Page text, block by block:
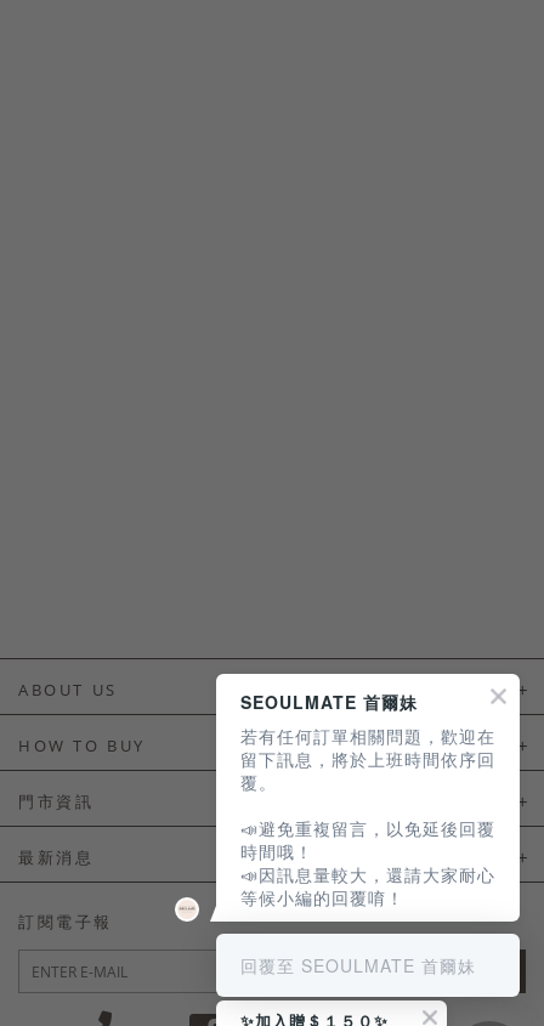
ABOUT US
HOW TO BUY
如何購買
會員常見問題
訂單常見問題
商品售後服務
門市資訊
門市資訊
最新消息
LINE官方會員活動
訂閱電子報
JOIN
✨加入贈＄１５０✨
SEOULMATE 首爾妹
若有任何訂單相關問題，歡迎在
留下訊息，將於上班時間依序回
覆。
📣避免重複留言，以免延後回覆
時間哦！
📣因訊息量較大，還請大家耐心
等候小編的回覆唷！
回覆至 SEOULMATE 首爾妹